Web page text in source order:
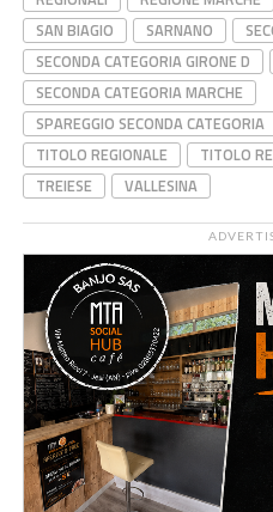
SAN BIAGIO
SARNANO
SECONDA CATEGORIA GIRONE D
SECONDA CATEGORIA MARCHE
SPAREGGIO SECONDA CATEGORIA
TITOLO REGIONALE
TITOLO
TREIESE
VALLESINA